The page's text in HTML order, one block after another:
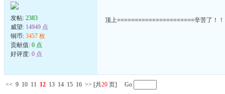
发帖: 2383
威望: 14949 点
铜币: 3457 枚
贡献值: 0 点
好评度: 0 点
顶上======================辛苦了！
<< 9 10 11 12 13 14 15 16 >> [共20 页] Go